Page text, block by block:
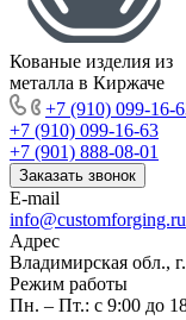
Кованые изделия из
металла в Киржаче
+7 (910) 099-16-
+7 (910) 099-16-63
+7 (901) 888-08-01
Заказать звонок
E-mail
info@customforging.ru
Адрес
Владимирская обл.,
Режим работы
Пн. – Пт.: с 9:00 до